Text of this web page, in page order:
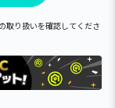
取り扱いを確認してくださ